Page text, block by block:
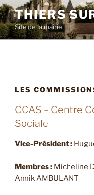
Aller
au
contenu
principal
THIERS
Site de la mairie
LES
CCAS – Centre
Sociale
Vice-Président :
Membres : Micheline
Annik AMBULANT